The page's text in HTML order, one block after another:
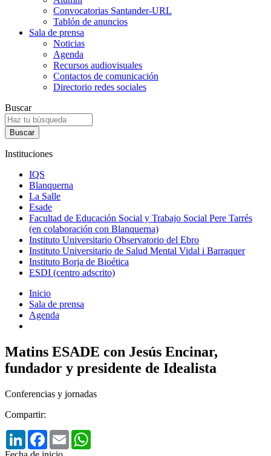
Convocatorias Santander-URL
Tablón de anuncios
Sala de prensa
Noticias
Agenda
Recursos audiovisuales
Contactos de comunicación
Directorio redes sociales
Buscar
Instituciones
IQS
Blanquerna
La Salle
Esade
Facultad de Educación Social y Trabajo Social Pere Tarrés
(en colaboración con Blanquerna)
Instituto Universitario Observatorio del Ebro
Instituto Universitario de Salud Mental Vidal i Barraquer
Instituto Borja de Bioética
ESDI (centro adscrito)
Inicio
Sala de prensa
Agenda
Matins ESADE con Jesús Encinar,
fundador y presidente de Idealista
Conferencias y jornadas
Compartir:
LinkedInFacebook
Email